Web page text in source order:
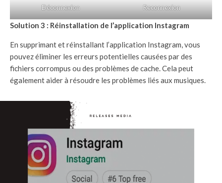
Déconnexion Reconnexion
Solution 3 : Réinstallation de l’application Instagram
En supprimant et réinstallant l’application Instagram, vous
pouvez éliminer les erreurs potentielles causées par des
fichiers corrompus ou des problèmes de cache. Cela peut
également aider à résoudre les problèmes liés aux musiques.